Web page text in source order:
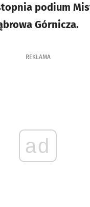
podium
Górnicza.
REKLAMA
ad